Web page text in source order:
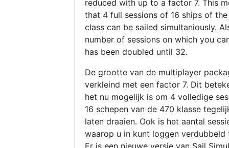
reduced with up to a factor 7. This
that 4 full sessions of 16 ships of
class can be sailed simultaniously.
number of sessions on which you
has been doubled until 32.
De grootte van de multiplayer
verkleind met een factor 7. Dit
het nu mogelijk is om 4 volledige
16 schepen van de 470 klasse
laten draaien. Ook is het aantal
waarop u in kunt loggen verdubbeld